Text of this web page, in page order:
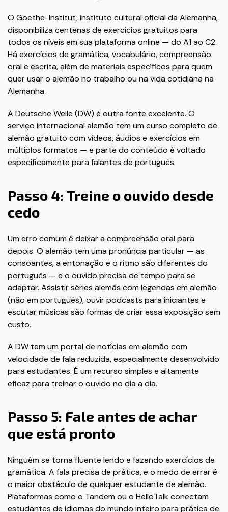
O Goethe-Institut, instituto cultural oficial da Alemanha,
disponibiliza centenas de exercícios gratuitos para
todos os níveis em sua plataforma online — do A1 ao C2.
Há exercícios de gramática, vocabulário, compreensão
oral e escrita, além de materiais específicos para quem
quer usar o alemão no trabalho ou na vida cotidiana na
Alemanha.
A Deutsche Welle (DW) é outra fonte excelente. O
serviço internacional alemão tem um curso completo de
alemão gratuito com vídeos, áudios e exercícios em
múltiplos formatos — e parte do conteúdo é voltado
especificamente para falantes de português.
Passo 4: Treine o ouvido desde
cedo
Um erro comum é deixar a compreensão oral para
depois. O alemão tem uma pronúncia particular — as
consoantes, a entonação e o ritmo são diferentes do
português — e o ouvido precisa de tempo para se
adaptar. Assistir séries alemãs com legendas em alemão
(não em português), ouvir podcasts para iniciantes e
escutar músicas são formas de criar essa exposição sem
custo.
A DW tem um portal de notícias em alemão com
velocidade de fala reduzida, especialmente desenvolvido
para estudantes. É um recurso simples e altamente
eficaz para treinar o ouvido no dia a dia.
Passo 5: Fale antes de achar
que está pronto
Ninguém se torna fluente lendo e fazendo exercícios de
gramática. A fala precisa de prática, e o medo de errar é
o maior obstáculo de qualquer estudante de alemão.
Plataformas como o Tandem ou o HelloTalk conectam
estudantes de idiomas do mundo inteiro para prática de